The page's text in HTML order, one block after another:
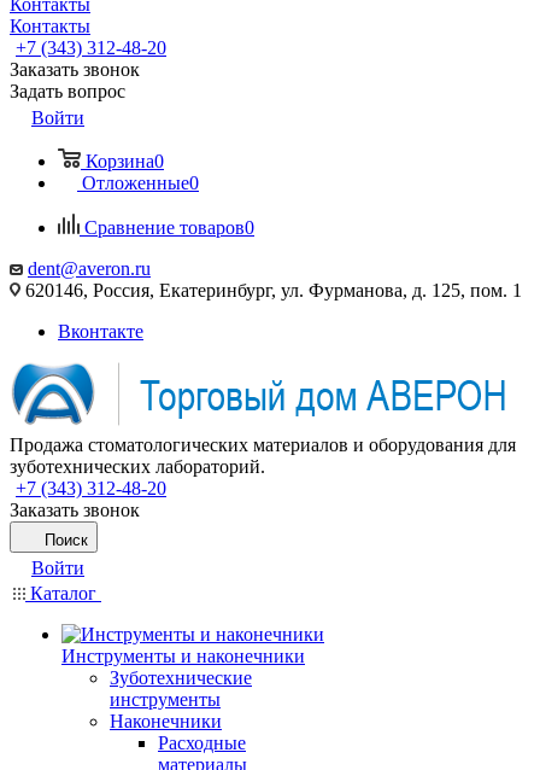
Контакты
Контакты
+7 (343) 312-48-20
Заказать звонок
Задать вопрос
Войти
Корзина0
Отложенные0
Сравнение товаров0
dent@averon.ru
620146, Россия, Екатеринбург, ул. Фурманова, д. 125, пом. 1
Вконтакте
Продажа стоматологических материалов и оборудования для
зуботехнических лабораторий.
+7 (343) 312-48-20
Заказать звонок
Поиск
Войти
Каталог
Инструменты и наконечники
Зуботехнические
инструменты
Наконечники
Расходные
материалы